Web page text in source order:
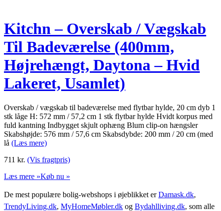
Kitchn – Overskab / Vægskab
Til Badeværelse (400mm,
Højrehængt, Daytona – Hvid
Lakeret, Usamlet)
Overskab / vægskab til badeværelse med flytbar hylde, 20 cm dyb 1
stk låge H: 572 mm / 57,2 cm 1 stk flytbar hylde Hvidt korpus med
fuld kantning Indbygget skjult ophæng Blum clip-on hængsler
Skabshøjde: 576 mm / 57,6 cm Skabsdybde: 200 mm / 20 cm (med
lå (Læs mere)
711 kr. (Vis fragtpris)
Læs mere »Køb nu »
De mest populære bolig-webshops i øjeblikket erDamask.dk,
TrendyLiving.dk, MyHomeMøbler.dk og Bydahlliving.dk, som alle